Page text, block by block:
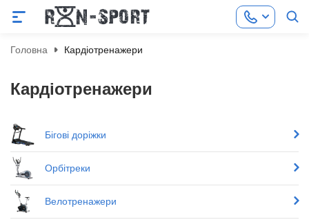
Головна Кардіотренажери
Кардіотренажери
Бігові доріжки
Орбітреки
Велотренажери